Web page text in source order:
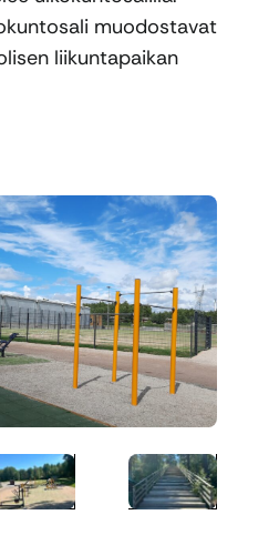
muodostavat
liikuntapaikan